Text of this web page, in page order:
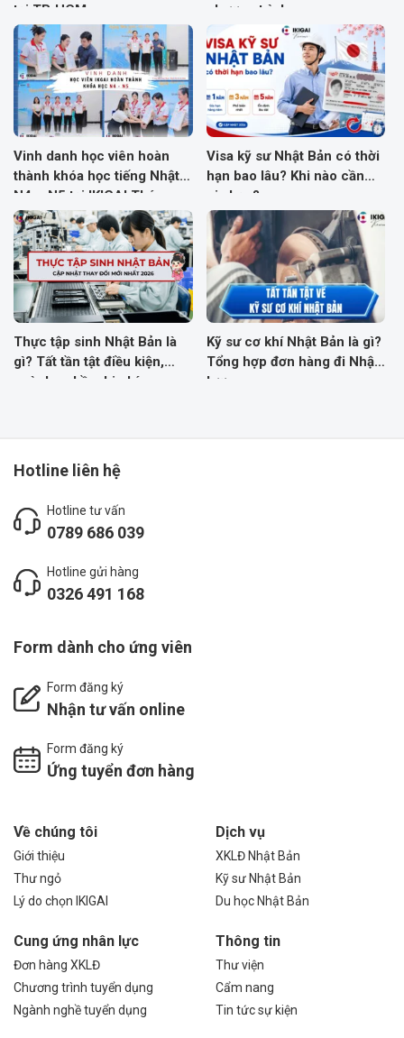
tại TP. HCM
chương trình
Vinh danh học viên hoàn
thành khóa học tiếng Nhật
N4 – N5 tại IKIGAI Tháng
10: Trân trọng tinh thần nỗ
lực mỗi ngày
Visa kỹ sư Nhật Bản có thời
hạn bao lâu? Khi nào cần
gia hạn?
Thực tập sinh Nhật Bản là
gì? Tất tần tật điều kiện,
ngành nghề, chi phí
Kỹ sư cơ khí Nhật Bản là gì?
Tổng hợp đơn hàng đi Nhật
lương cao
Hotline liên hệ
Hotline tư vấn
0789 686 039
Hotline gửi hàng
0326 491 168
Form dành cho ứng viên
Form đăng ký
Nhận tư vấn online
Form đăng ký
Ứng tuyển đơn hàng
Về chúng tôi
Giới thiệu
Thư ngỏ
Lý do chọn IKIGAI
Dịch vụ
XKLĐ Nhật Bản
Kỹ sư Nhật Bản
Du học Nhật Bản
Cung ứng nhân lực
Đơn hàng XKLĐ
Chương trình tuyển dụng
Ngành nghề tuyển dụng
Thông tin
Thư viện
Cẩm nang
Tin tức sự kiện